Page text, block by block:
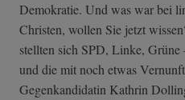
Demokratie. Und was war bei
Christen, wollen Sie jetzt
stellten sich SPD, Linke,
und die mit noch etwas
Gegenkandidatin Kathrin